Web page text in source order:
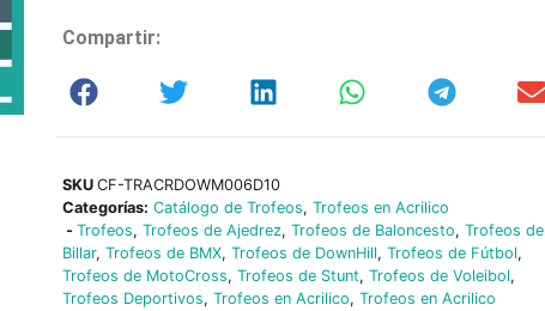
Compartir:
SKU CF-TRACRDOWM006D10
Categorías: Catálogo de Trofeos, Trofeos en Acrilico
- Trofeos, Trofeos de Ajedrez, Trofeos de Baloncesto, Trofeos de
Billar, Trofeos de BMX, Trofeos de DownHill, Trofeos de Fútbol,
Trofeos de MotoCross, Trofeos de Stunt, Trofeos de Voleibol,
Trofeos Deportivos, Trofeos en Acrilico, Trofeos en Acrilico